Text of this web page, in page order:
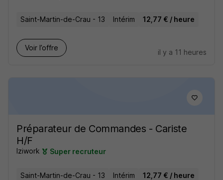
Saint-Martin-de-Crau - 13 Intérim 12,77 € / heure
Voir l’offre
il y a 11 heures
Préparateur de Commandes - Cariste
H/F
Iziwork Super recruteur
Saint-Martin-de-Crau - 13 Intérim 12,77 € / heure